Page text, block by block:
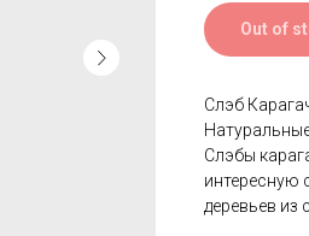
Out of
Слэб
Слэбы
интересную
деревьев из